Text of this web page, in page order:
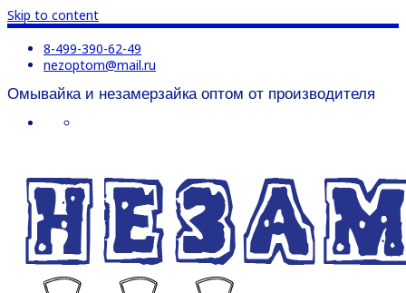
Skip to content
8-499-390-62-49
nezoptom@mail.ru
Омывайка и незамерзайка оптом от производителя